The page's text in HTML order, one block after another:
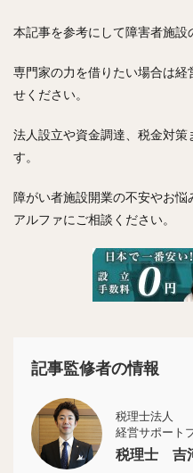
本記事を参考にして障害者施設
専門家の力を借りたい場合は
せください。
法人設立や資金調達、税金対策
す。
障がい者施設開業の不安やお
アルファにご相談ください。
記事監修者の情報
税理士法人
経営サポート
税理士 吉